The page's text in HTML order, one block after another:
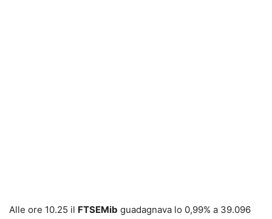
Alle ore 10.25 il FTSEMib guadagnava lo 0,99% a 39.096